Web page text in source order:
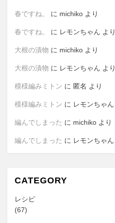
春ですね。 に michiko より
春ですね。 に レモンちゃん より
大根の漬物 に michiko より
大根の漬物 に レモンちゃん より
模様編みミトン に 匿名 より
模様編みミトン に レモンちゃん
編んでしまった に michiko より
編んでしまった に レモンちゃん
CATEGORY
レシピ
(67)